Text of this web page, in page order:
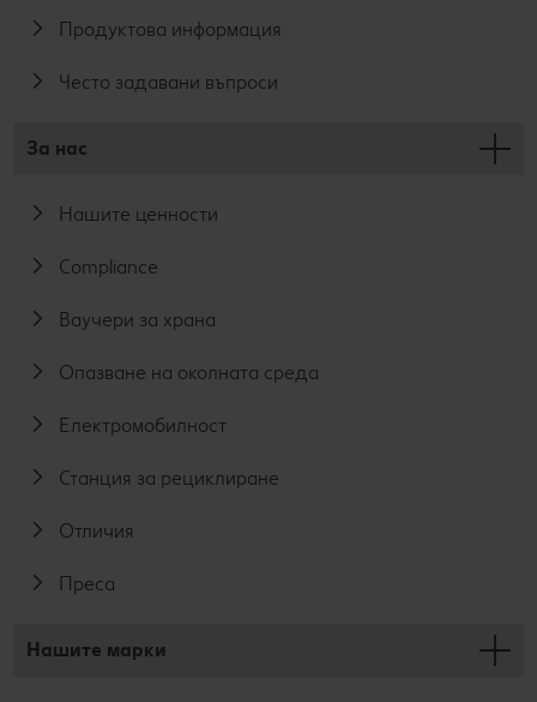
Продуктова информация
Често задавани въпроси
За нас
Нашите ценности
Compliance
Ваучери за храна
Опазване на околната среда
Електромобилност
Станция за рециклиране
Отличия
Преса
Нашите марки